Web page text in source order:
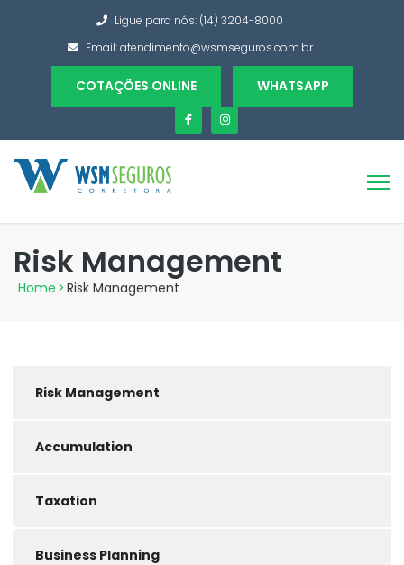
Ligue para nós: (14) 3204-8000
Email:atendimento@wsmseguros.com.br
COTAÇÕES ONLINE WHATSAPP
Risk Management
Home > Risk Management
Risk Management
Accumulation
Taxation
Business Planning